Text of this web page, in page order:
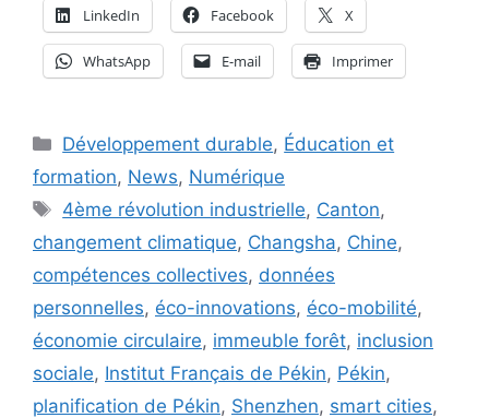
LinkedIn Facebook X
WhatsApp E-mail Imprimer
Catégories
Développement durable, Éducation et
formation, News, Numérique
Étiquettes
4ème révolution industrielle, Canton,
changement climatique, Changsha, Chine,
compétences collectives, données
personnelles, éco-innovations, éco-mobilité,
économie circulaire, immeuble forêt, inclusion
sociale, Institut Français de Pékin, Pékin,
planification de Pékin, Shenzhen, smart cities,